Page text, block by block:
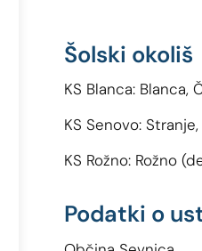
Šolski okoliš
KS Blanca: Blanca,
KS Senovo:
KS Rožno: Rožno
Podatki o